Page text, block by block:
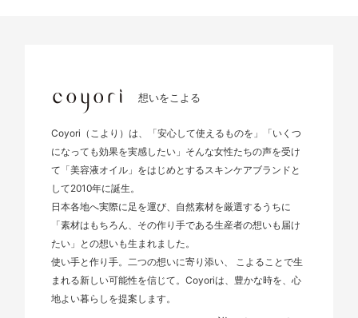
想いをこよる
Coyori（こより）は、「安心して使えるものを」「いくつ
になっても効果を実感したい」そんな女性たちの声を受け
て「美容液オイル」をはじめとするスキンケアブランドと
して2010年に誕生。
日本各地へ実際に足を運び、自然素材を厳選するうちに
「素材はもちろん、その作り手である生産者の想いも届け
たい」との想いも生まれました。
使い手と作り手。二つの想いに寄り添い、 こよることで生
まれる新しい可能性を信じて。Coyoriは、豊かな時を、心
地よい暮らしを提案します。